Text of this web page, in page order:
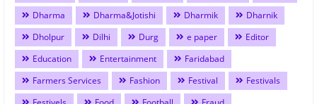
Dharma
Dharma&Jotishi Dharmik
Dharnik
Dholpur
Dilhi Durg e paper
Editor
Education
Entertainment
Faridabad
Farmers Services
Fashion Festival
Festivals